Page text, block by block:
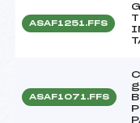
ASAF1251.FFS
ASAF1071.FFS